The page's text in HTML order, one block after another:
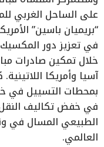
على الساحل الغربي
“بريميان باسين”
في تعزيز دور
خلال تمكين صادرات
آسيا وأمريكا
بمحطات التسييل في
في خفض تكاليف النقل
الطبيعي المسال في
العالمي.